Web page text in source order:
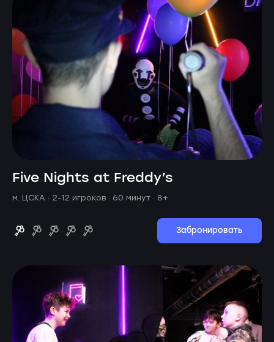
Five Nights at Freddy’s
м. ЦСКА · 2-12 игроков · 60 минут · 8+
Забронировать